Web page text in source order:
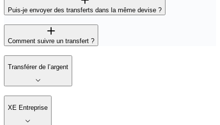
Puis-je envoyer des transferts dans la même devise ?
Comment suivre un transfert ?
Transférer de l’argent
XE Entreprise